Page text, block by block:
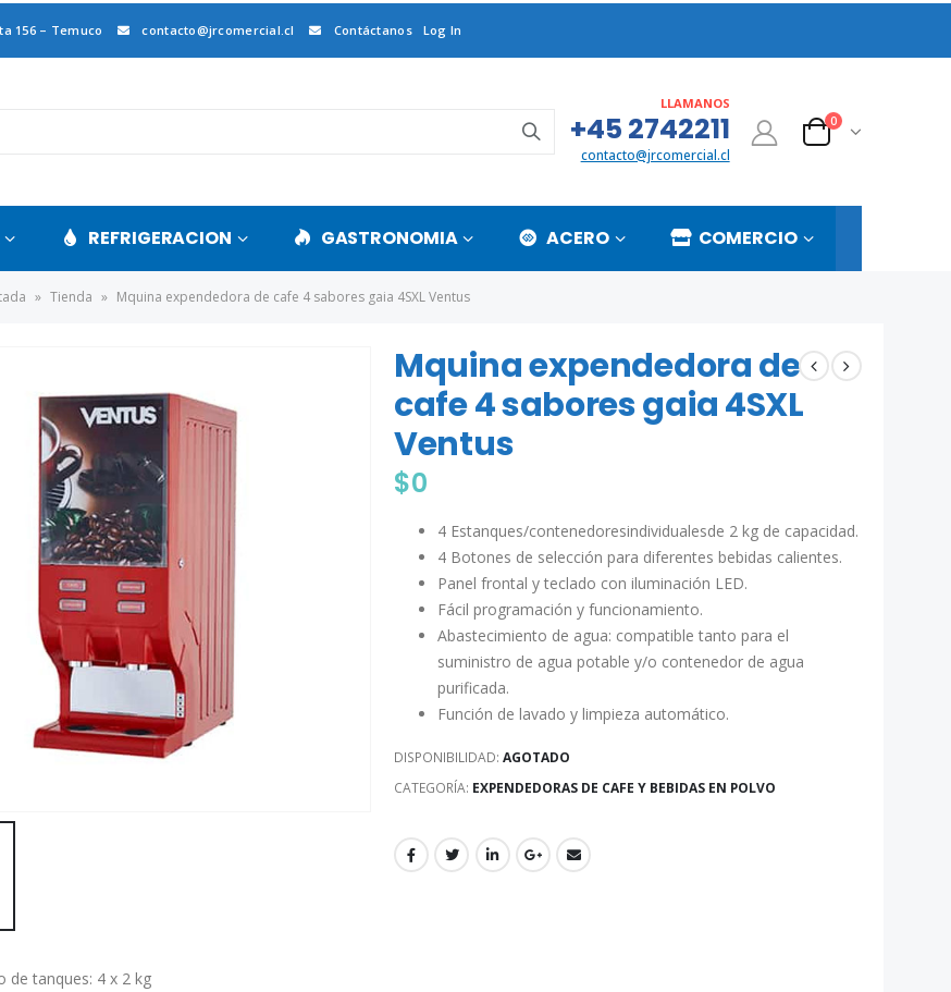
156 – Temuco contacto@jrcomercial.cl Contáctanos Log In
LLAMANOS
+45 2742211
contacto@jrcomercial.cl
0
REFRIGERACION GASTRONOMIA ACERO COMERCIO
» Tienda » Mquina expendedora de cafe 4 sabores gaia 4SXL Ventus
Mquina expendedora de
cafe 4 sabores gaia 4SXL
Ventus
$0
4 Estanques/contenedoresindividualesde 2 kg de capacidad.
4 Botones de selección para diferentes bebidas calientes.
Panel frontal y teclado con iluminación LED.
Fácil programación y funcionamiento.
Abastecimiento de agua: compatible tanto para el
suministro de agua potable y/o contenedor de agua
purificada.
Función de lavado y limpieza automático.
DISPONIBILIDAD: AGOTADO
CATEGORÍA: EXPENDEDORAS DE CAFE Y BEBIDAS EN POLVO
de tanques: 4 x 2 kg